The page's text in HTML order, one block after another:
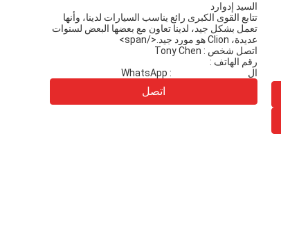
السيد إدوارد
تتابع القوى الكبرى رائع يناسب السيارات لدينا، وأنها
تعمل بشكل جيد، لدينا تعاون مع بعضها البعض لسنوات
عديدة، Clion هو مورد جيد.</span>
اتصل شخص : Tony Chen
رقم الهاتف :
ال WhatsApp :
اتصل